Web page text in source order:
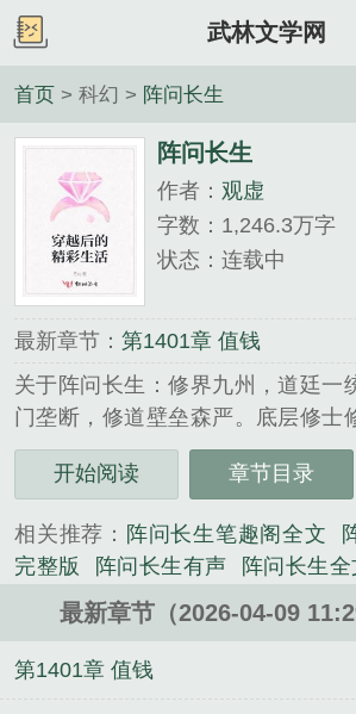
武林文学网
首页 > 科幻 > 阵问长生
阵问长生
作者： 观虚
字数：1,246.3万字
状态：连载中
最新章节： 第1401章 值钱
关于阵问长生：修界九州，道廷一
门垄断，修道壁垒森严。底层修士
乏，度日维艰。十岁的墨画，先天
家境贫寒。即便苦心修炼，终其一
一块道碑。可以领悟天道阵法，无
将借道碑，破碎修道壁垒，铸就无
阵法，问鼎长生大道……...
开始阅读 章节目录
相关推荐： 阵问长生笔趣阁全文
完整版
阵问长生有声 阵问长生
生TXT无错字
阵问长生 观虚 阵问
长生顶点
阵问长生TXT八零 阵
生笔趣阁免费
最新章节（2026-04-09
第1401章 值钱